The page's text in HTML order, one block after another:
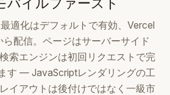
適化はデフォルトで有効、Vercel
配信。ページはサーバーサイド
索エンジンは初回リクエストで完
す — JavaScriptレンダリングの工
イアウトは後付けではなく一級市